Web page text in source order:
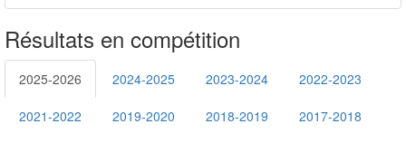
Résultats en compétition
2025-2026 2024-2025 2023-2024 2022-2023
2021-2022 2019-2020 2018-2019 2017-2018